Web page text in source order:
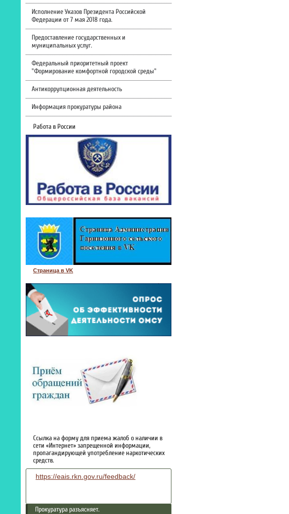
Исполнение Указов Президента Российской
Федерации от 7 мая 2018 года.
Предоставление государственных и
муниципальных услуг.
Федеральный приоритетный проект
"Формирование комфортной городской среды"
Антикоррупционная деятельность
Информация прокуратуры района
Работа в России
Страница в VK
Ссылка на форму для приема жалоб о наличии в
сети «Интернет» запрещенной информации,
пропагандирующей употребление наркотических
средств.
https://eais.rkn.gov.ru/feedback/
Прокуратура разъясняет.